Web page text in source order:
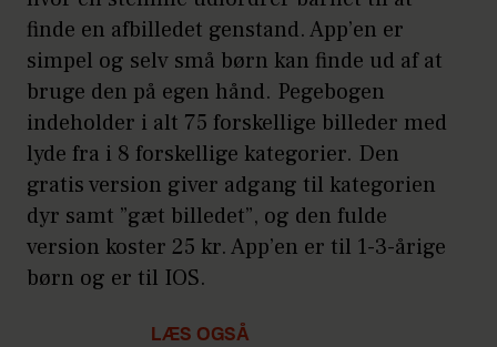
finde en afbilledet genstand. App’en er
simpel og selv små børn kan finde ud af at
bruge den på egen hånd. Pegebogen
indeholder i alt 75 forskellige billeder med
lyde fra i 8 forskellige kategorier. Den
gratis version giver adgang til kategorien
dyr samt ”gæt billedet”, og den fulde
version koster 25 kr. App’en er til 1-3-årige
børn og er til IOS.
LÆS OGSÅ